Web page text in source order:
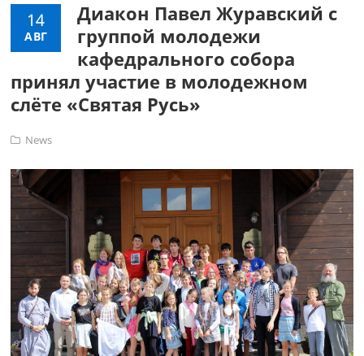
14
АВГ
Диакон Павел Журавский с
группой молодежи
кафедрального собора
принял участие в молодежном
слёте «Святая Русь»
News